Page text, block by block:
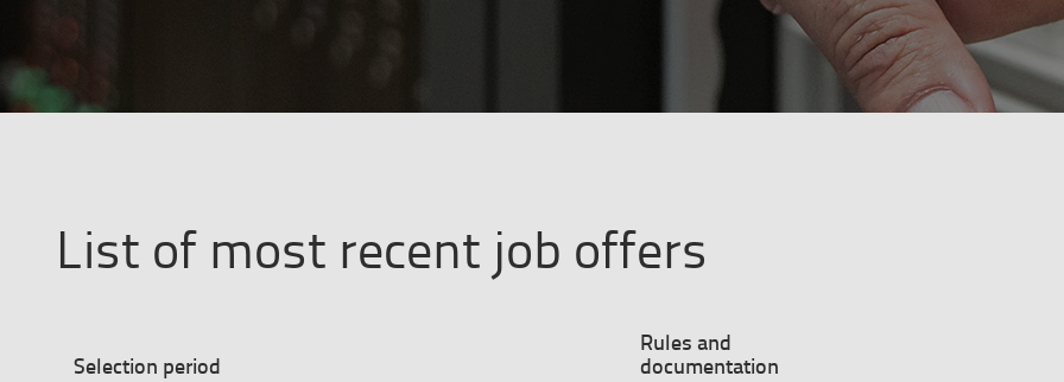
List of most recent job offers
recent
Selection period
Rules and
documentation